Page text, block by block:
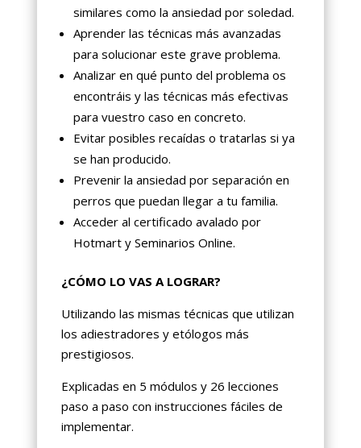
similares como la ansiedad por soledad.
Aprender las técnicas más avanzadas
para solucionar este grave problema.
Analizar en qué punto del problema os
encontráis y las técnicas más efectivas
para vuestro caso en concreto.
Evitar posibles recaídas o tratarlas si ya
se han producido.
Prevenir la ansiedad por separación en
perros que puedan llegar a tu familia.
Acceder al certificado avalado por
Hotmart y Seminarios Online.
¿CÓMO LO VAS A LOGRAR?
Utilizando las mismas técnicas que utilizan
los adiestradores y etólogos más
prestigiosos.
Explicadas en 5 módulos y 26 lecciones
paso a paso con instrucciones fáciles de
implementar.